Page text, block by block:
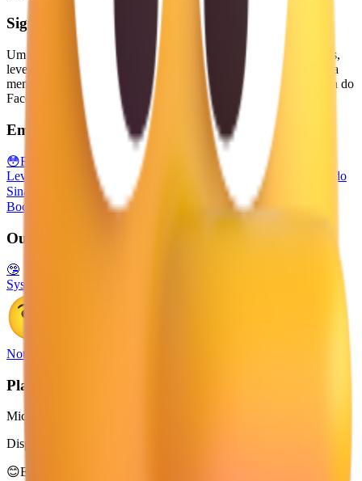
Significado
Um rosto amarelo com sobrancelhas levantadas, olhos ampliados,
leve carranca e nariz comprido, indicando que está contando uma
mentira à maneira de Pinóquio. Como esse personagem, o design do
Facebook apresenta um nariz de madeira.
Emojis relacionados
😳Rosto Ruborizado Burro Duende Japonês 👃Nariz
Levemente Sorridente
Dedos Cruzados 💩 🤫
Rosto Fazendo
Sinal De Silêncio
😐 Rosto Neutro
Rosto Com a Mão Sobre a
Boca
Rosto Sem Boca Baleia Esguichando Água
Outras Plataformas
🤥
System Emoji
Noto Emoji
Plataforma
Microsoft 3D Fluent Emoji
Disponível em 4 estilos
😊Emoji Directory